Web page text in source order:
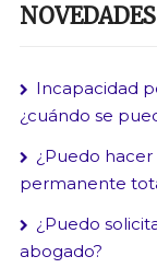
Incapacidad
¿cuándo se
¿Puedo
permanente
¿Puedo
abogado?